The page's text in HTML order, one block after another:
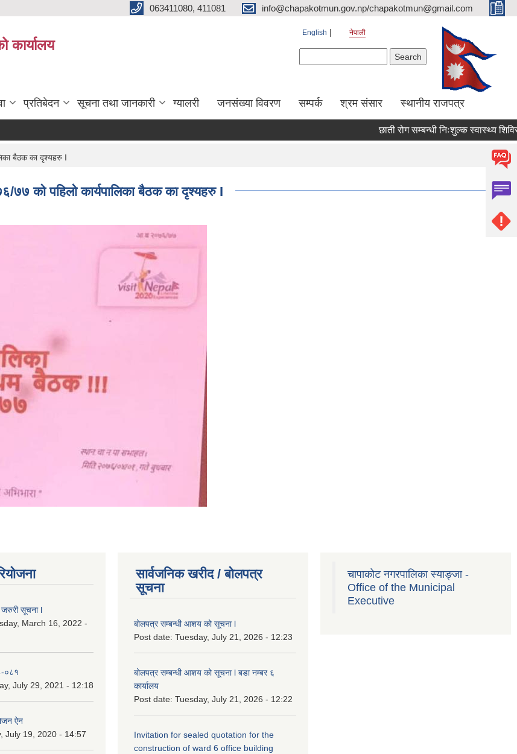
063411080, 411081 info@chapakotmun.gov.np/chapakotmun@gmail.com
कार्यालय
English नेपाली
प्रतिबेदन सूचना तथा जानकारी ग्यालरी जनसंख्या विवरण सम्पर्क श्रम संसार स्थानीय राजपत्र
छाती रोग सम्बन्धी निःशुल्क स्वास्थ्य शिविर
बैठक का दृश्यहरु I
७७ को पहिलो कार्यपालिका बैठक का दृश्यहरु I
जरुरी सूचना l
March 16, 2022 -
०८१
July 29, 2021 - 12:18
ऐन
July 19, 2020 - 14:57
सार्वजनिक खरीद / बोलपत्र
सूचना
बोलपत्र सम्बन्धी आशय को सूचना l
Post date: Tuesday, July 21, 2026 - 12:23
बोलपत्र सम्बन्धी आशय को सूचना l बडा नम्बर ६
कार्यालय
Post date: Tuesday, July 21, 2026 - 12:22
Invitation for sealed quotation for the
construction of ward 6 office building
चापाकोट नगरपालिका स्याङ्जा -
Office of the Municipal
Executive